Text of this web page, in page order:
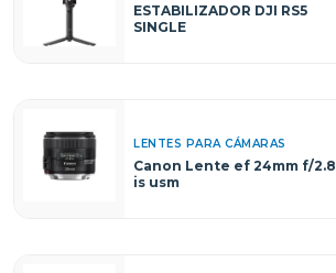
ESTABILIZADOR DJI RS5
SINGLE
LENTES PARA CÁMARAS
Canon Lente ef 24mm f/2.8
is usm